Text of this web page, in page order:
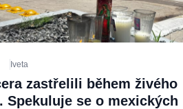
Iveta
zastřelili během živého
Spekuluje se o mexických